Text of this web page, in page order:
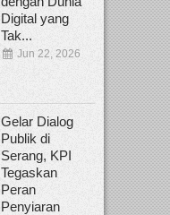
Digital yang
Tak...
Jun 22, 2026
Gelar Dialog
Publik di
Serang, KPI
Tegaskan
Peran
Penyiaran